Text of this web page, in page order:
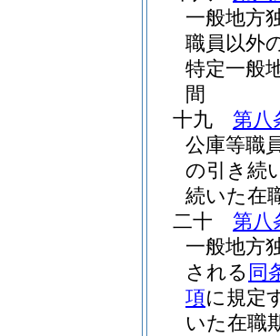
一般地方
職員以外
特定一般
間
十九
第八
公庫等職
の引き続
続いた在
二十
第八
一般地方
される 同
項に規定
いた在職